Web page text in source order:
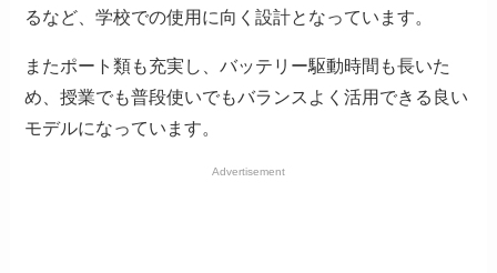
るなど、学校での使用に向く設計となっています。
またポート類も充実し、バッテリー駆動時間も長いた
め、授業でも普段使いでもバランスよく活用できる良い
モデルになっています。
Advertisement